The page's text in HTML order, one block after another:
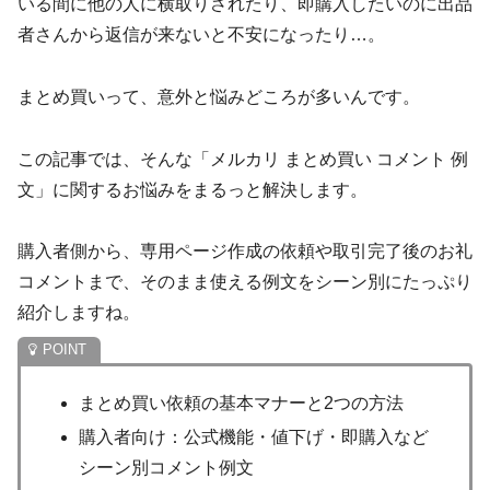
いる間に他の人に横取りされたり、即購入したいのに出品
者さんから返信が来ないと不安になったり…。
まとめ買いって、意外と悩みどころが多いんです。
この記事では、そんな「メルカリ まとめ買い コメント 例
文」に関するお悩みをまるっと解決します。
購入者側から、専用ページ作成の依頼や取引完了後のお礼
コメントまで、そのまま使える例文をシーン別にたっぷり
紹介しますね。
まとめ買い依頼の基本マナーと2つの方法
購入者向け：公式機能・値下げ・即購入など
シーン別コメント例文